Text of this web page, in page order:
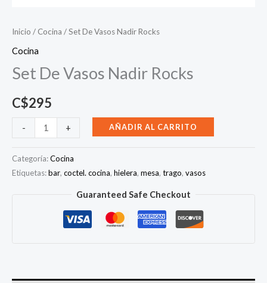
Inicio / Cocina / Set De Vasos Nadir Rocks
Cocina
Set De Vasos Nadir Rocks
C$295
-
Vasos
Nadir
+ AÑADIR AL CARRITO
Categoría:Cocina
Etiquetas:bar, coctel. cocina, hielera, mesa, trago, vasos
Guaranteed Safe Checkout